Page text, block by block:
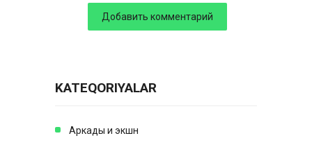
KATEQORIYALAR
Аркады и экшн